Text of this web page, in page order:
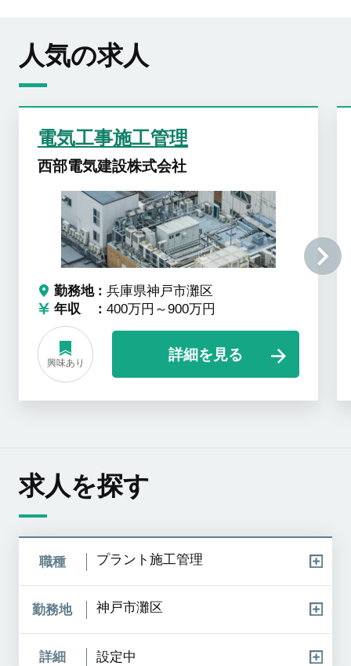
人気の求人
電気工事施工管理
西部電気建設株式会社
勤務地
兵庫県神戸市灘区
年収
400万円～900万円
興味あり
詳細を見る
求人を探す
職種 プラント施工管理
勤務地 神戸市灘区
詳細 設定中